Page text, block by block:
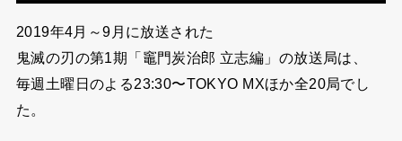
2019年4月～9月に放送された
鬼滅の刃の第1期「竈門炭治郎 立志編」の放送局は、
毎週土曜日のよる23:30〜TOKYO MXほか全20局でし
た。